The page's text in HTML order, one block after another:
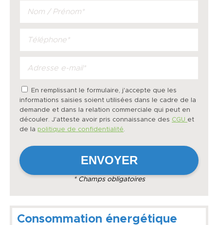
En remplissant le formulaire, j'accepte que les
informations saisies soient utilisées dans le cadre de la
demande et dans la relation commerciale qui peut en
découler. J'atteste avoir pris connaissance des CGU et
de la politique de confidentialité.
* Champs obligatoires
Consommation énergétique